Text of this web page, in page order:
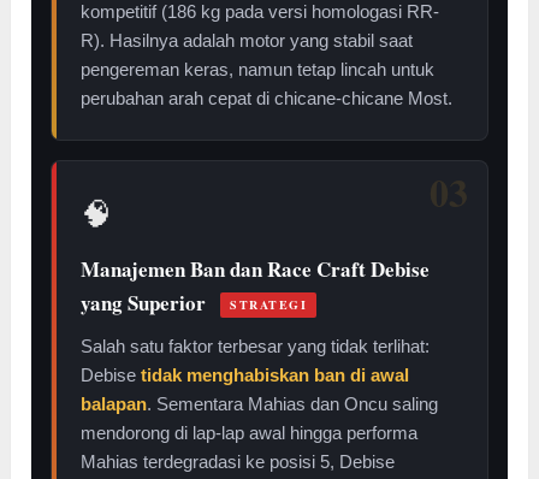
kompetitif (186 kg pada versi homologasi RR-
R). Hasilnya adalah motor yang stabil saat
pengereman keras, namun tetap lincah untuk
perubahan arah cepat di chicane-chicane Most.
03
🧠
Manajemen Ban dan Race Craft Debise
yang Superior
STRATEGI
Salah satu faktor terbesar yang tidak terlihat:
Debisetidak menghabiskan ban di awal
balapan. Sementara Mahias dan Oncu saling
mendorong di lap-lap awal hingga performa
Mahias terdegradasi ke posisi 5, Debise